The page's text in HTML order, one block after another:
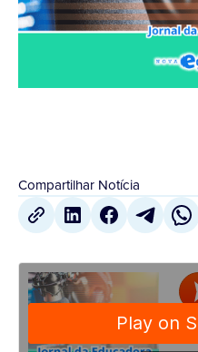
Compartilhar Notícia